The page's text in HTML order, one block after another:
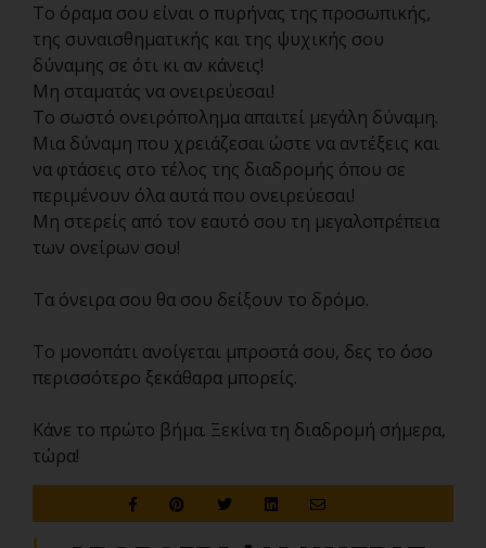
Το όραμα σου είναι ο πυρήνας της προσωπικής,
της συναισθηματικής και της ψυχικής σου
δύναμης σε ότι κι αν κάνεις!
Μη σταματάς να ονειρεύεσαι!
Το σωστό ονειρόπολημα απαιτεί μεγάλη δύναμη.
Μια δύναμη που χρειάζεσαι ώστε να αντέξεις και
να φτάσεις στο τέλος της διαδρομής όπου σε
περιμένουν όλα αυτά που ονειρεύεσαι!
Μη στερείς από τον εαυτό σου τη μεγαλοπρέπεια
των ονείρων σου!
Τα όνειρα σου θα σου δείξουν το δρόμο.
Το μονοπάτι ανοίγεται μπροστά σου, δες το όσο
περισσότερο ξεκάθαρα μπορείς.
Κάνε το πρώτο βήμα. Ξεκίνα τη διαδρομή σήμερα,
τώρα!